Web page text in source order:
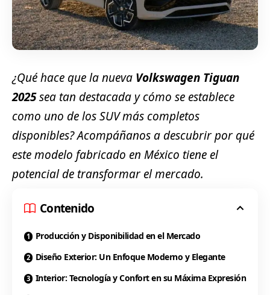
¿Qué hace que la nueva Volkswagen Tiguan
2025sea tan destacada y cómo se establece
como uno de los SUV más completos
disponibles? Acompáñanos a descubrir por qué
este modelo fabricado en México tiene el
potencial de transformar el mercado.
Contenido
Producción y Disponibilidad en el Mercado
Diseño Exterior: Un Enfoque Moderno y Elegante
Interior: Tecnología y Confort en su Máxima Expresión